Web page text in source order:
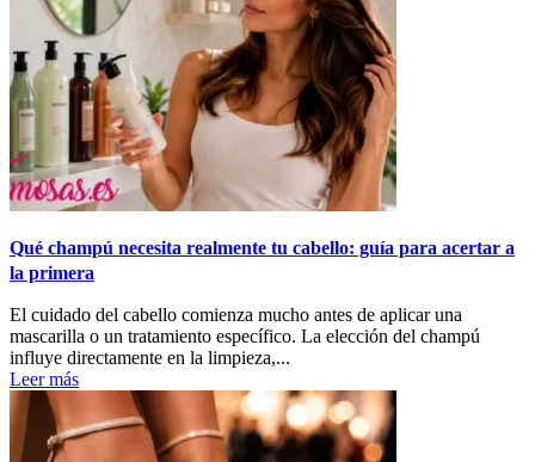
Qué champú necesita realmente tu cabello: guía para acertar a
la primera
El cuidado del cabello comienza mucho antes de aplicar una
mascarilla o un tratamiento específico. La elección del champú
influye directamente en la limpieza,...
Leer más